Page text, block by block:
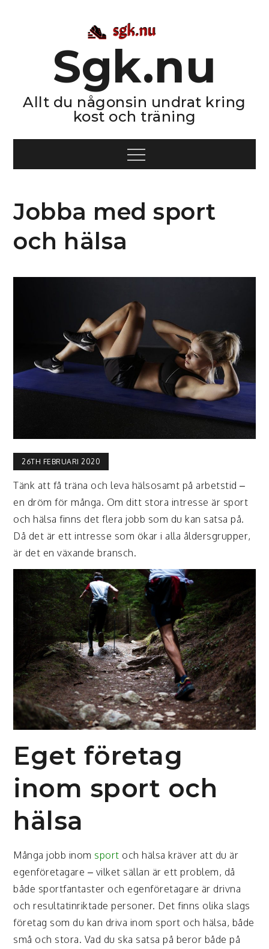
Sgk.nu
Allt du någonsin undrat kring
kost och träning
Menu
Jobba med sport
och hälsa
26TH FEBRUARI 2020
Tänk att få träna och leva hälsosamt på arbetstid –
en dröm för många. Om ditt stora intresse är sport
och hälsa finns det flera jobb som du kan satsa på.
Då det är ett intresse som ökar i alla åldersgrupper,
är det en växande bransch.
Eget företag
inom sport och
hälsa
Många jobb inom sport och hälsa kräver att du är
egenföretagare – vilket sällan är ett problem, då
både sportfantaster och egenföretagare är drivna
och resultatinriktade personer. Det finns olika slags
företag som du kan driva inom sport och hälsa, både
små och stora. Vad du ska satsa på beror både på